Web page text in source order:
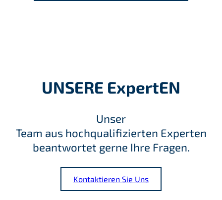
UNSERE ExpertEN
Unser
Team aus hochqualifizierten Experten
beantwortet gerne Ihre Fragen.
Kontaktieren Sie Uns